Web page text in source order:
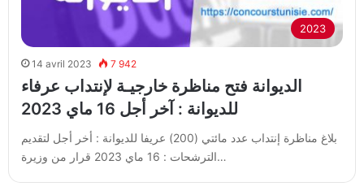
2023
14 avril 2023 7 942
الديوانة فتح مناظرة خارجيـة لإنتداب عرفاء
للديوانة : آخر أجل 16 ماي 2023
بلاغ مناظرة إنتداب عدد مائتي (200) عريفا للديوانة : أخر أجل لتقديم
الترشحات : 16 ماي 2023 قرار من وزيرة…